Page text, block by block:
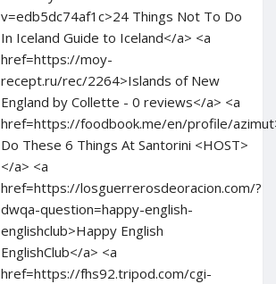
v=edb5dc74af1c>24 Things Not To Do
In Iceland Guide to Iceland</a> <a
href=https://moy-
recept.ru/rec/2264>Islands of New
England by Collette - 0 reviews</a> <a
href=https://foodbook.me/en/profile/
Do These 6 Things At Santorini <HOST>
</a> <a
href=https://losguerrerosdeoracion.com/?
dwqa-question=happy-english-
englishclub>Happy English
EnglishClub</a> <a
href=https://fhs92.tripod.com/cgi-